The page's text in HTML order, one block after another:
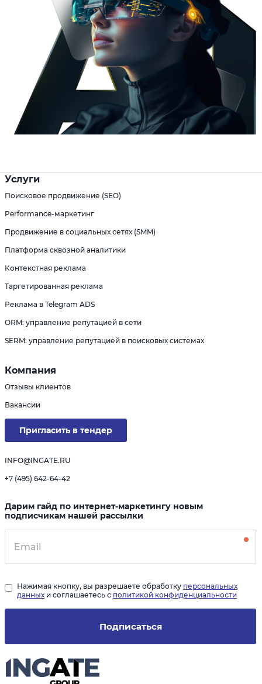
Услуги
Поисковое продвижение (SEO)
Performance-маркетинг
Продвижение в социальных сетях (SMM)
Платформа сквозной аналитики
Контекстная реклама
Таргетированная реклама
Реклама в Telegram ADS
ORM: управление репутацией в сети
SERM: управление репутацией в поисковых системах
Компания
Отзывы клиентов
Вакансии
Пригласить в тендер
INFO@INGATE.RU
+7 (495) 642-64-42
Дарим гайд по интернет-маркетингу новым
подписчикам нашей рассылки
Подписаться
Нажимая кнопку, вы разрешаете обработку персональных
данных и соглашаетесь с политикой конфиденциальности